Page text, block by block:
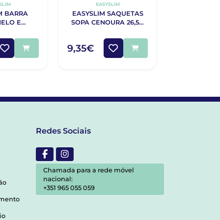
BARRA
E
EASYSLIM
EASYSLIM SAQUETAS
SOPA CENOURA 26,5G
9,35€
Redes Sociais
Chamada para a rede móvel
nacional:
+351 965 055 059